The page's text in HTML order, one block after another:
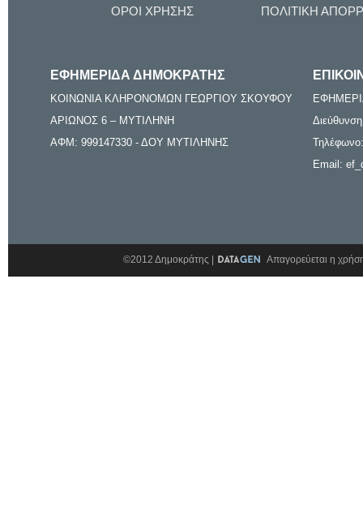
ΟΡΟΙ ΧΡΗΣΗΣ ΠΟΛΙΤΙΚΗ
ΕΦΗΜΕΡΙΔΑ ΔΗΜΟΚΡΑΤΗΣ
ΚΟΙΝΩΝΙΑ ΚΛΗΡΟΝΟΜΩΝ ΓΕΩΡΓΙΟΥ ΣΚΟΥΦΟΥ
ΑΡΙΩΝΟΣ 6 – ΜΥΤΙΛΗΝΗ
ΑΦΜ: 999147330 - ΔΟΥ ΜΥΤΙΛΗΝΗΣ
Email:
©2012 Δημοκράτης | Απαγορεύεται η